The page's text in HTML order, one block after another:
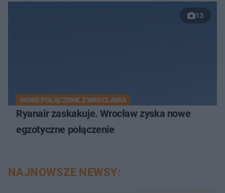
13
NOWE POŁĄCZENIE Z WROCŁAWIA
Ryanair zaskakuje. Wrocław zyska nowe
egzotyczne połączenie
NAJNOWSZE NEWSY: